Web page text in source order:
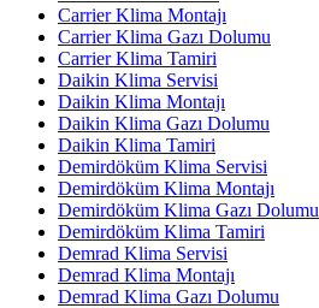
Carrier Klima Montajı
Carrier Klima Gazı Dolumu
Carrier Klima Tamiri
Daikin Klima Servisi
Daikin Klima Montajı
Daikin Klima Gazı Dolumu
Daikin Klima Tamiri
Demirdöküm Klima Servisi
Demirdöküm Klima Montajı
Demirdöküm Klima Gazı Dolumu
Demirdöküm Klima Tamiri
Demrad Klima Servisi
Demrad Klima Montajı
Demrad Klima Gazı Dolumu